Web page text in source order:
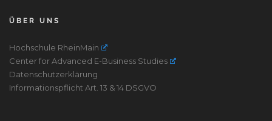
ÜBER UNS
Hochschule RheinMain
Center for Advanced E-Business Studies
Datenschutzerklärung
Informationspflicht Art. 13 & 14 DSGVO